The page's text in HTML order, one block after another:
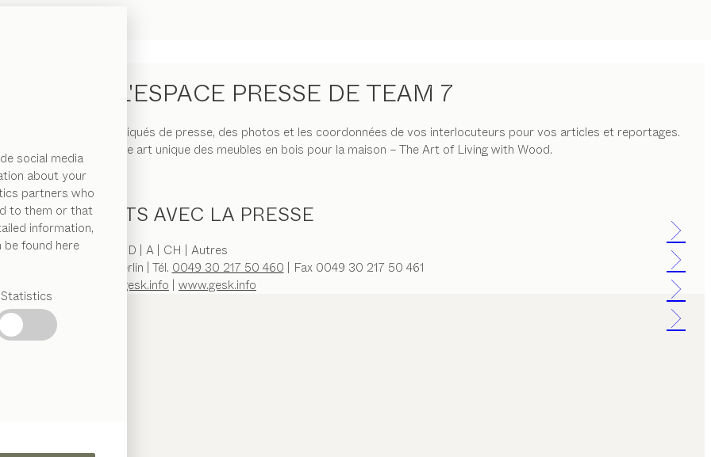
social media
about your
partners who
to them or that
information,
found here
Statistics
DANS L'ESPACE PRESSE DE TEAM 7
des communiqués de presse, des photos et les coordonnées de vos interlocuteurs pour vos articles et reportages.
7 et découvrez notre art unique des meubles en bois pour la maison – The Art of Living with Wood.
CONTACTS AVEC LA PRESSE
D | A | CH | Autres
29 | D-10117 Berlin | Tél. 0049 30 217 50 460 | Fax 0049 30 217 50 461
pr@gesk.info | www.gesk.info